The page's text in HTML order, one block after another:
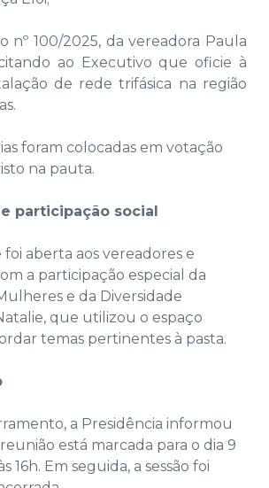
nº 100/2025, da vereadora Paula
ao Executivo que oficie à
de rede trifásica na região
foram colocadas em votação
na pauta.
participação social
aberta aos vereadores e
a participação especial da
e da Diversidade
que utilizou o espaço
temas pertinentes à pasta.
a Presidência informou
está marcada para o dia 9
16h. Em seguida, a sessão foi